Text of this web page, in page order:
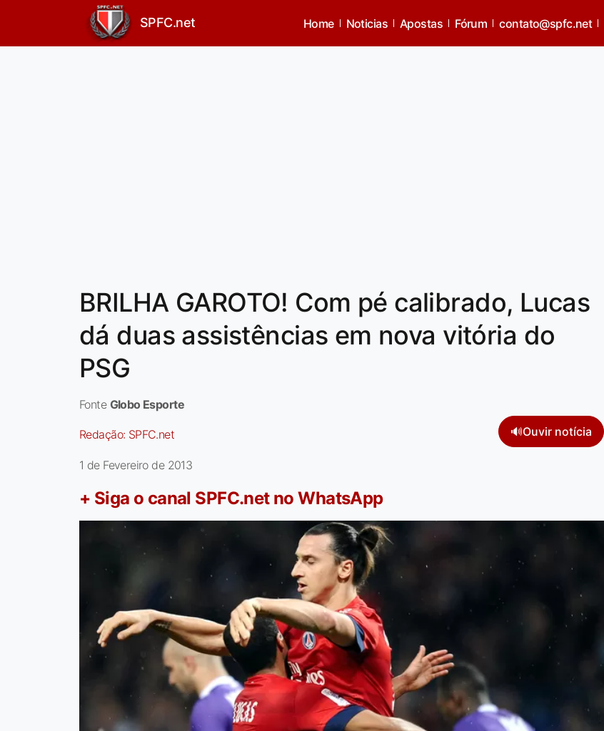
SPFC.net Home Noticias Apostas Fórum contato@spfc.net
BRILHA GAROTO! Com pé calibrado, Lucas
dá duas assistências em nova vitória do
PSG
Fonte Globo Esporte
Redação: SPFC.net 🔊Ouvir notícia
1 de Fevereiro de 2013
+ Siga o canal SPFC.net no WhatsApp